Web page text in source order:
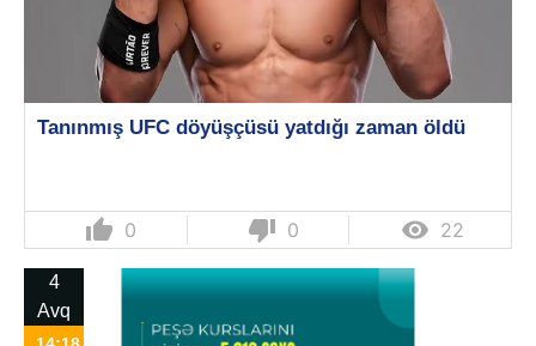
Tanınmış UFC döyüşçüsü yatdığı zaman öldü
thumb_up 0 thumb_down 0  22
4
Avq